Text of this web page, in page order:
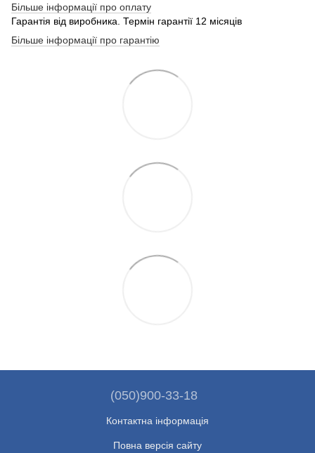
Більше інформації про оплату
Гарантія від виробника. Термін гарантії 12 місяців
Більше інформації про гарантію
(050)900-33-18
Контактна інформація
Повна версія сайту